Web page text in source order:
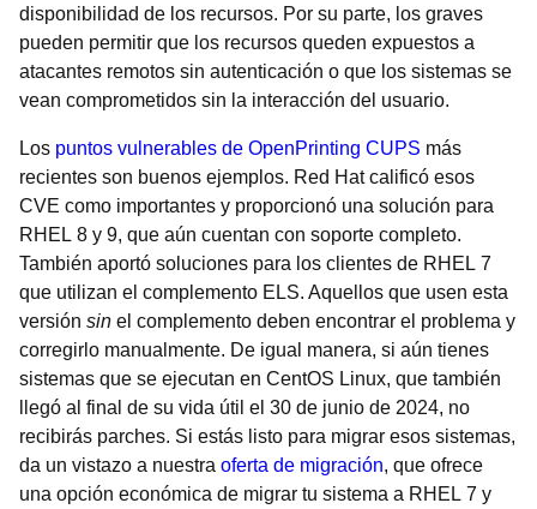
disponibilidad de los recursos. Por su parte, los graves
pueden permitir que los recursos queden expuestos a
atacantes remotos sin autenticación o que los sistemas se
vean comprometidos sin la interacción del usuario.
Los puntos vulnerables de OpenPrinting CUPS más
recientes son buenos ejemplos. Red Hat calificó esos
CVE como importantes y proporcionó una solución para
RHEL 8 y 9, que aún cuentan con soporte completo.
También aportó soluciones para los clientes de RHEL 7
que utilizan el complemento ELS. Aquellos que usen esta
versión sin el complemento deben encontrar el problema y
corregirlo manualmente. De igual manera, si aún tienes
sistemas que se ejecutan en CentOS Linux, que también
llegó al final de su vida útil el 30 de junio de 2024, no
recibirás parches. Si estás listo para migrar esos sistemas,
da un vistazo a nuestra oferta de migración, que ofrece
una opción económica de migrar tu sistema a RHEL 7 y